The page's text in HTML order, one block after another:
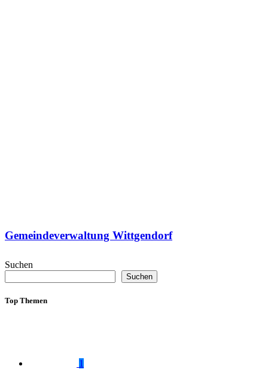
Gemeindeverwaltung Wittgendorf
Suchen
Suchen
Top Themen
1